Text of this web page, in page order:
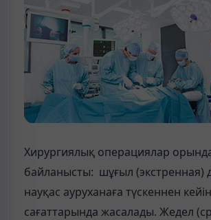
Хирургиялық операциялар
байланысты: шұғыл (экстренная)
науқас ауруханаға түскеннен
сағаттарында жасалады. Жедел